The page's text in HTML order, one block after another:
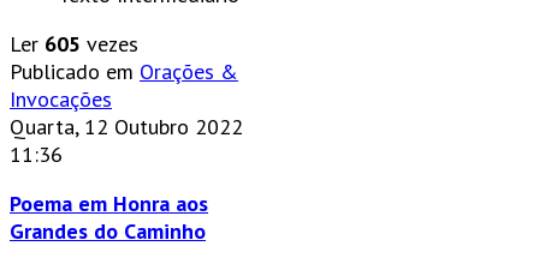
Ler 605 vezes
Publicado em Orações &
Invocações
Quarta, 12 Outubro 2022
11:36
Poema em Honra aos
Grandes do Caminho